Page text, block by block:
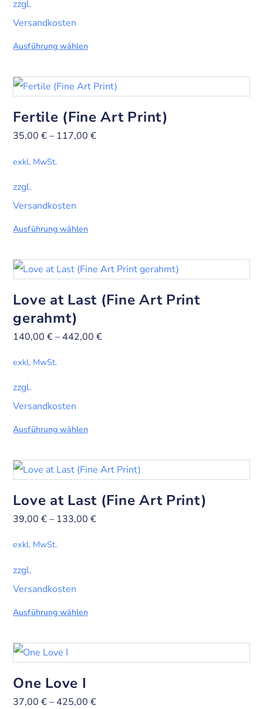
zzgl.
Versandkosten
Ausführung wählen
Fertile (Fine Art Print)
35,00€– 117,00€
exkl. MwSt.
zzgl.
Versandkosten
Ausführung wählen
Love at Last (Fine Art Print
gerahmt)
140,00€– 442,00€
exkl. MwSt.
zzgl.
Versandkosten
Ausführung wählen
Love at Last (Fine Art Print)
39,00€– 133,00€
exkl. MwSt.
zzgl.
Versandkosten
Ausführung wählen
One Love I
37,00€– 425,00€